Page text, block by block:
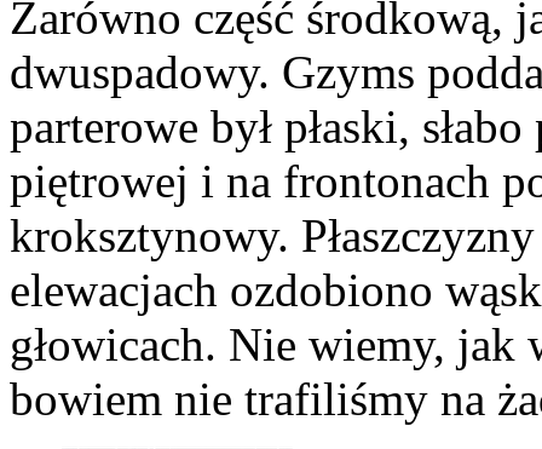
Zarówno część środkową,
dwuspadowy. Gzyms
parterowe był płaski,
piętrowej i na frontonach
kroksztynowy.
elewacjach ozdobiono
głowicach. Nie wiemy, jak
bowiem nie trafiliśmy na